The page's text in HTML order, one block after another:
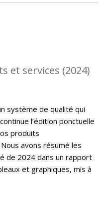
et services (2024)
système de qualité qui
l’édition ponctuelle
produits
avons résumé les
de 2024 dans un rapport
et graphiques, mis à